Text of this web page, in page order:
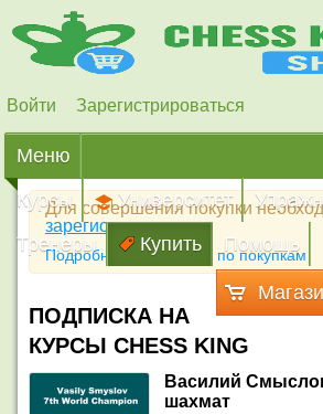
Войти Зарегистрироваться
Меню
Курсы
Университет
Тренеры
Купить Помощь
Для совершения покупки
зарегистрироваться
Подробная инструкция по покупкам
ПОДПИСКА НА
КУРСЫ CHESS KING
Василий
шахмат